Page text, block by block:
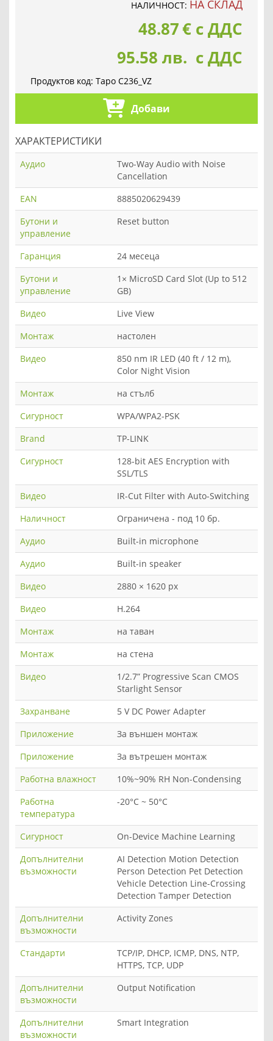
НАЛИЧНОСТ: НА СКЛАД
48.87€ с ДДС
95.58 лв. с ДДС
Продуктов код: Tapo C236_VZ
Добави
ХАРАКТЕРИСТИКИ
Аудио
Two-Way Audio with Noise
Cancellation
EAN
8885020629439
Бутони и
управление
Reset button
Гаранция
24 месеца
Бутони и
управление
1× MicroSD Card Slot (Up to 512
GB)
Видео
Live View
Монтаж
настолен
Видео
850 nm IR LED (40 ft / 12 m),
Color Night Vision
Монтаж
на стълб
Сигурност
WPA/WPA2-PSK
Brand
TP-LINK
Сигурност
128-bit AES Encryption with
SSL/TLS
Видео
IR-Cut Filter with Auto-Switching
Наличност
Ограничена - под 10 бр.
Аудио
Built-in microphone
Аудио
Built-in speaker
Видео
2880 × 1620 px
Видео
H.264
Монтаж
на таван
Монтаж
на стена
Видео
1/2.7” Progressive Scan CMOS
Starlight Sensor
Захранване
5 V DC Power Adapter
Приложение
За външен монтаж
Приложение
За вътрешен монтаж
Работна влажност
10%~90% RH Non-Condensing
Работна
температура
-20°C ~ 50°C
Сигурност
On-Device Machine Learning
Допълнителни
възможности
AI Detection Motion Detection
Person Detection Pet Detection
Vehicle Detection Line-Crossing
Detection Tamper Detection
Допълнителни
възможности
Activity Zones
Стандарти
TCP/IP, DHCP, ICMP, DNS, NTP,
HTTPS, TCP, UDP
Допълнителни
възможности
Output Notification
Допълнителни
възможности
Smart Integration